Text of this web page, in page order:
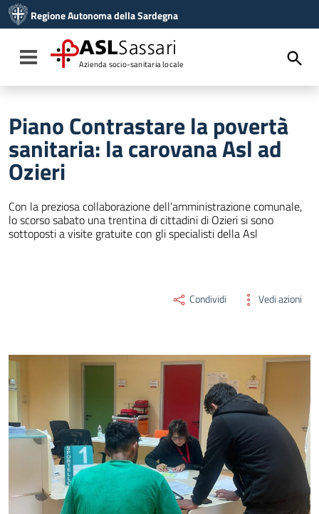
Vai al menu di navigazione
Vai al footer
Regione Autonoma della Sardegna
Toggle navigation
ASLSassari
Azienda socio-sanitaria locale
Piano Contrastare la povertà
sanitaria: la carovana Asl ad
Ozieri
Con la preziosa collaborazione dell’amministrazione comunale,
lo scorso sabato una trentina di cittadini di Ozieri si sono
sottoposti a visite gratuite con gli specialisti della Asl
Condividi Vedi azioni